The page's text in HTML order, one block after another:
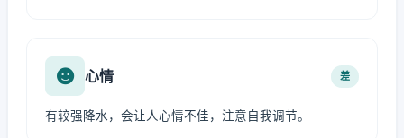
心情 差
有较强降水，会让人心情不佳，注意自我调节。